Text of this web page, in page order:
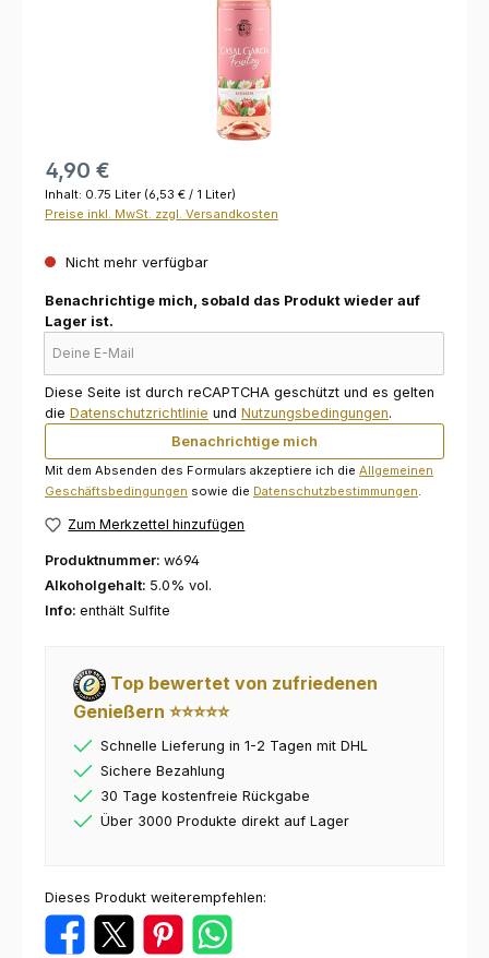
4,90 €
Inhalt: 0.75 Liter (6,53 € / 1 Liter)
Preise inkl. MwSt. zzgl. Versandkosten
Nicht mehr verfügbar
Benachrichtige mich, sobald das Produkt wieder auf
Lager ist.
Diese Seite ist durch reCAPTCHA geschützt und es gelten
die Datenschutzrichtlinie und Nutzungsbedingungen.
Benachrichtige mich
Mit dem Absenden des Formulars akzeptiere ich die Allgemeinen
Geschäftsbedingungen sowie die Datenschutzbestimmungen.
Zum Merkzettel hinzufügen
Produktnummer: w694
Alkoholgehalt: 5.0% vol.
Info: enthält Sulfite
Top bewertet von zufriedenen
Genießern ⭐⭐⭐⭐⭐
Schnelle Lieferung in 1-2 Tagen mit DHL
Sichere Bezahlung
30 Tage kostenfreie Rückgabe
Über 3000 Produkte direkt auf Lager
Dieses Produkt weiterempfehlen: